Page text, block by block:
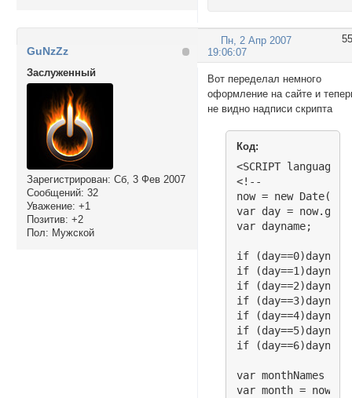
55
Пн, 2 Апр 2007
19:06:07
GuNzZz
Заслуженный
Зарегистрирован: Сб, 3 Фев 2007
Сообщений: 32
Уважение: +1
Позитив: +2
Пол: Мужской
Вот переделал немного
оформление на сайте и
не видно надписи скрипта
Код:
<SCRIPT
<!--
now = new Date();
var day =
var dayname;
if
if
if
if
if
if
if
var monthNames
var month =